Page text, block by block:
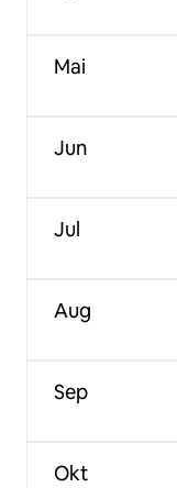
Mai
Jun
Jul
Aug
Sep
Okt